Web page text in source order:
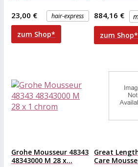
zu
hair-express
23,00 €
zum Shop*
Situation
884,16 €
zum Shop*
Grohe Mousseur 48343
48343000 M 28 x...
Great
Care